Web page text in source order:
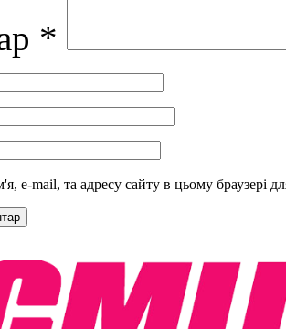
*
e-mail, та адресу сайту в цьому браузері